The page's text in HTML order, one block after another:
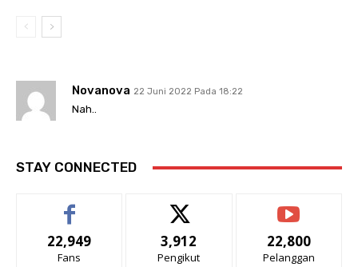
Novanova 22 Juni 2022 Pada 18:22
Nah..
STAY CONNECTED
22,949
Fans
3,912
Pengikut
22,800
Pelanggan